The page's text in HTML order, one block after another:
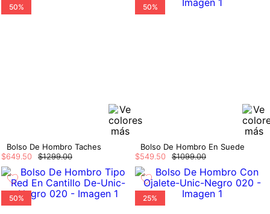
50%
Bolso De Hombro Taches
$1299.00
$649.50
50%
Bolso De Hombro En Suede
$1099.00
$549.50
50% 25%